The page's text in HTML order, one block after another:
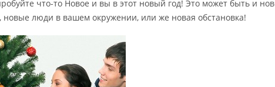
что-то Новое и вы в этот новый год! Это может быть и
люди в вашем окружении, или же новая обстановка!